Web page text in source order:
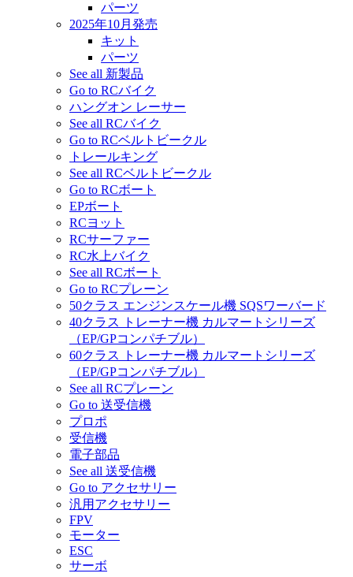
パーツ
2025年10月発売
キット
パーツ
See all 新製品
Go to RCバイク
ハングオン レーサー
See all RCバイク
Go to RCベルトビークル
トレールキング
See all RCベルトビークル
Go to RCボート
EPボート
RCヨット
RCサーファー
RC水上バイク
See all RCボート
Go to RCプレーン
50クラス エンジンスケール機 SQSワーバード
40クラス トレーナー機 カルマートシリーズ
（EP/GPコンパチブル）
60クラス トレーナー機 カルマートシリーズ
（EP/GPコンパチブル）
See all RCプレーン
Go to 送受信機
プロポ
受信機
電子部品
See all 送受信機
Go to アクセサリー
汎用アクセサリー
FPV
モーター
ESC
サーボ